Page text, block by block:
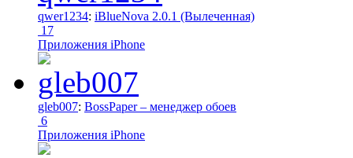
qwer1234: iBlueNova 2.0.1 (Вылеченная)
17
Приложения iPhone
gleb007: BossPaper – менеджер обоев
6
Приложения iPhone